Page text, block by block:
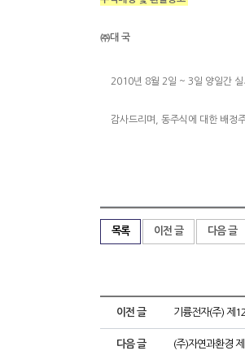
㈜대 국
2010년 8월 2일 ~ 3일 양일간
감사드리며, 동주식에 대한 배정
목록 이전 글 다음 글
이전 글 기륭전자(주) 제
다음 글 (주)자연과환경